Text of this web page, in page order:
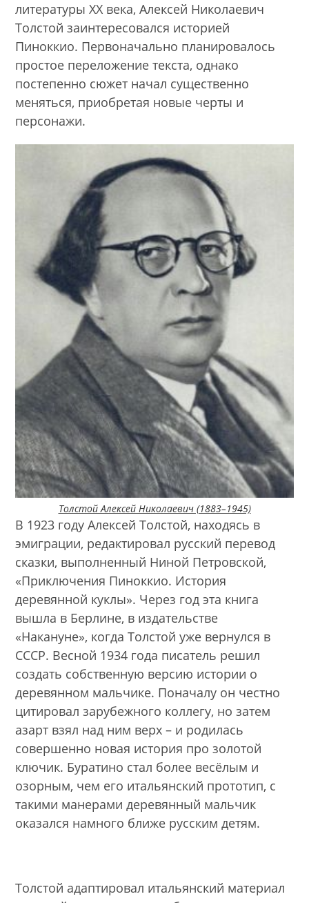
литературы XX века, Алексей Николаевич
Толстой заинтересовался историей
Пиноккио. Первоначально планировалось
простое переложение текста, однако
постепенно сюжет начал существенно
меняться, приобретая новые черты и
персонажи.
Толстой Алексей Николаевич (1883–1945)
В 1923 году Алексей Толстой, находясь в
эмиграции, редактировал русский перевод
сказки, выполненный Ниной Петровской,
«Приключения Пиноккио. История
деревянной куклы». Через год эта книга
вышла в Берлине, в издательстве
«Накануне», когда Толстой уже вернулся в
СССР. Весной 1934 года писатель решил
создать собственную версию истории о
деревянном мальчике. Поначалу он честно
цитировал зарубежного коллегу, но затем
азарт взял над ним верх – и родилась
совершенно новая история про золотой
ключик. Буратино стал более весёлым и
озорным, чем его итальянский прототип, с
такими манерами деревянный мальчик
оказался намного ближе русским детям.
Толстой адаптировал итальянский материал